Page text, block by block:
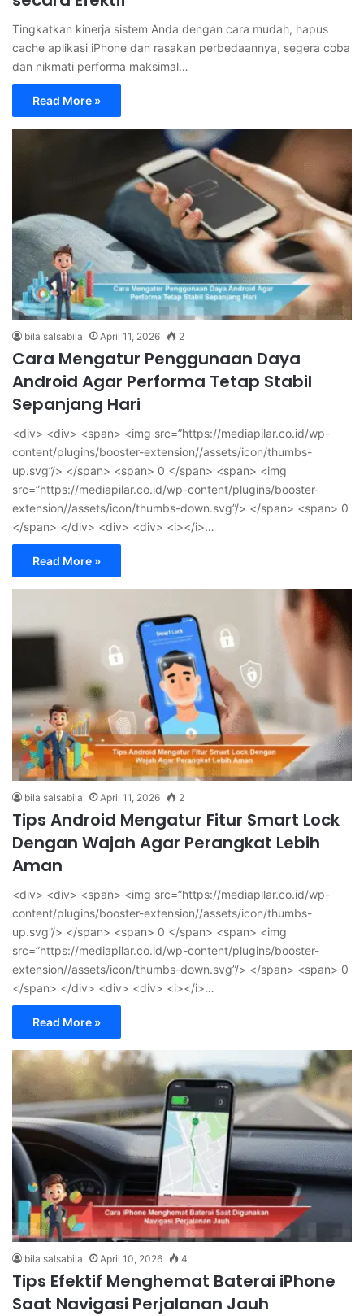
Tingkatkan kinerja sistem Anda dengan cara mudah, hapus
cache aplikasi iPhone dan rasakan perbedaannya, segera coba
dan nikmati performa maksimal…
Read More »
bila salsabila April 11, 2026 2
Cara Mengatur Penggunaan Daya
Android Agar Performa Tetap Stabil
Sepanjang Hari
<div> <div> <span> <img src=”https://mediapilar.co.id/wp-
content/plugins/booster-extension//assets/icon/thumbs-
up.svg”/> </span> <span> 0 </span> <span> <img
src=”https://mediapilar.co.id/wp-content/plugins/booster-
extension//assets/icon/thumbs-down.svg”/> </span> <span> 0
</span> </div> <div> <div> <i></i>…
Read More »
bila salsabila April 11, 2026 2
Tips Android Mengatur Fitur Smart Lock
Dengan Wajah Agar Perangkat Lebih
Aman
<div> <div> <span> <img src=”https://mediapilar.co.id/wp-
content/plugins/booster-extension//assets/icon/thumbs-
up.svg”/> </span> <span> 0 </span> <span> <img
src=”https://mediapilar.co.id/wp-content/plugins/booster-
extension//assets/icon/thumbs-down.svg”/> </span> <span> 0
</span> </div> <div> <div> <i></i>…
Read More »
bila salsabila April 10, 2026 4
Tips Efektif Menghemat Baterai iPhone
Saat Navigasi Perjalanan Jauh